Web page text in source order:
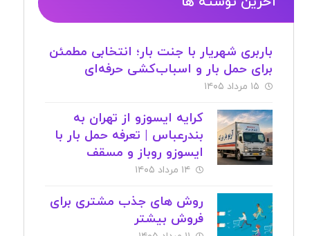
باربری شهریار با جنت بار؛ انتخابی مطمئن
برای حمل بار و اسباب‌کشی حرفه‌ای
۱۵ مرداد ۱۴۰۵
کرایه ایسوزو از تهران به
بندرعباس | تعرفه حمل بار با
ایسوزو روباز و مسقف
۱۴ مرداد ۱۴۰۵
روش های جذب مشتری برای
فروش بیشتر